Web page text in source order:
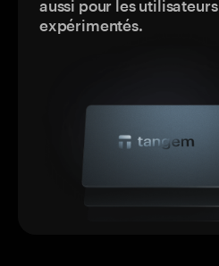
aussi pour les utilisateurs
expérimentés.